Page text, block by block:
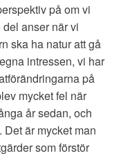
på om vi
anser när vi
ska ha natur att gå
intressen, vi har
på
mycket fel när
år sedan, och
är mycket man
som förstör